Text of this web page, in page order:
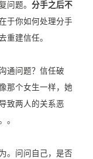
问题。 分手之后不
于你如何处理分手
重建信任。
通问题？信任破
那个女生一样，她
致两人的关系恶
。
。问问自己，是否